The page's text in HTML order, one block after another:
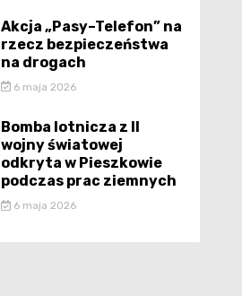
Akcja „Pasy–Telefon” na
rzecz bezpieczeństwa
na drogach
6 maja 2026
Bomba lotnicza z II
wojny światowej
odkryta w Pieszkowie
podczas prac ziemnych
6 maja 2026